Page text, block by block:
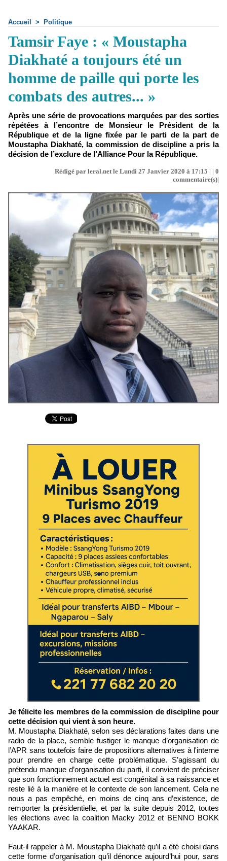
Accueil > Politique
Tamsir Faye : « Moustapha
Diakhaté a toujours été un
homme de paille qui porte les
combats des autres... »
Après une série de provocations marquées par des sorties
répétées à l’encontre de Monsieur le Président de la
République et de la ligne fixée par le parti de la part de
Moustapha Diakhaté, la commission de discipline a pris la
décision de l’exclure de l’Alliance Pour la République.
Rédigé par leral.net le Lundi 27 Janvier 2020 à 17:15 | | 0
commentaire(s)|
Je félicite les membres de la commission de discipline pour
cette décision qui vient à son heure.
M. Moustapha Diakhaté, selon ses déclarations faites dans une
radio de la place, semble fustiger le manque d’organisation de
l’APR sans toutefois faire de propositions alternatives à l'interne
pour prendre en charge cette problématique. S’agissant du
prétendu manque d’organisation du parti, il convient de préciser
que son fonctionnement actuel est congénital à sa naissance et
reste lié à la manière et le contexte de son lancement. Cela ne
nous a pas empêché, en moins de cinq ans d’existence, de
remporter la présidentielle, et par la suite depuis 2012, toutes
les élections avec la coalition Macky 2012 et BENNO BOKK
YAAKAR.
Faut-il rappeler à M. Moustapha Diakhaté qu’il a été choisi dans
cette forme d’organisation qu’il dénonce aujourd’hui pour, sans